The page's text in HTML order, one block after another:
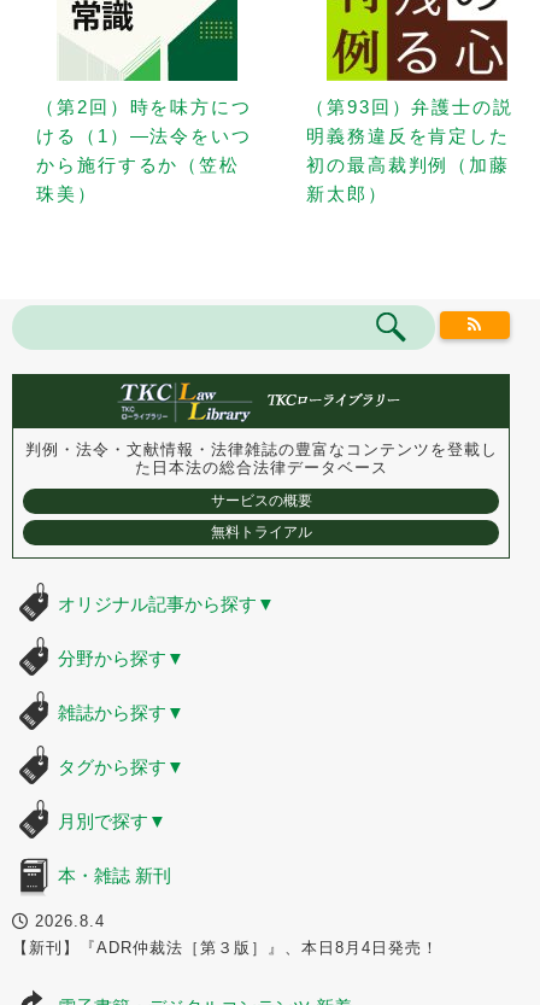
（第2回）時を味方につ
ける（1）—法令をいつ
から施行するか（笠松
珠美）
（第93回）弁護士の説
明義務違反を肯定した
初の最高裁判例（加藤
新太郎）
判例・法令・文献情報・法律雑誌の豊富なコンテンツを登載し
た 日本法の総合法律データベース
サービスの概要
無料トライアル
オリジナル記事から探す ▼
分野から探す ▼
雑誌から探す ▼
タグから探す ▼
月別で探す ▼
本・雑誌 新刊
2026.8.4
【新刊】『ADR仲裁法［第３版］』、本日8月4日発売！